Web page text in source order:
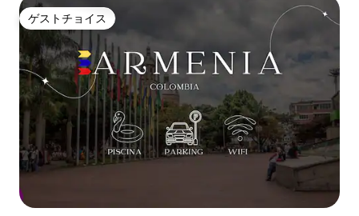
ゲストチョイス
ゲストチョイス